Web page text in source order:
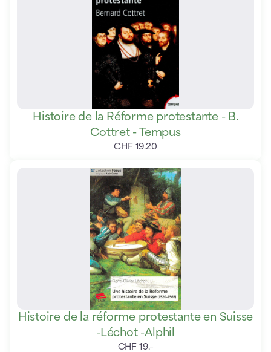
Histoire de la Réforme protestante - B.
Cottret - Tempus
CHF 19.20
Histoire de la réforme protestante en Suisse
-Léchot -Alphil
CHF 19.–